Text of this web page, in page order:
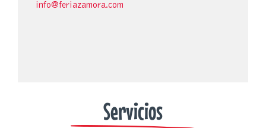
info@feriazamora.com
Servicios